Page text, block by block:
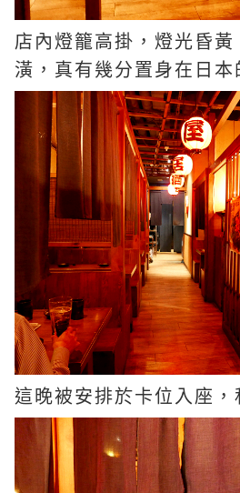
店內燈籠高掛，燈光昏黃
潢，真有幾分置身在日本
這晚被安排於卡位入座，